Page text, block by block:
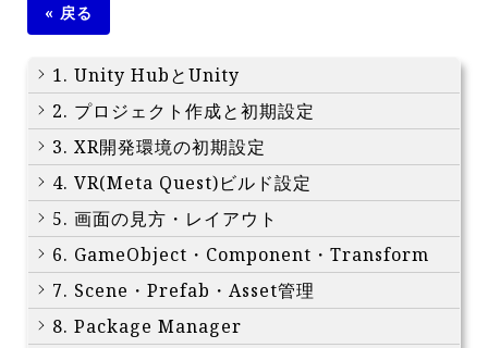
« 戻る
1. Unity HubとUnity
2. プロジェクト作成と初期設定
3. XR開発環境の初期設定
4. VR(Meta Quest)ビルド設定
5. 画面の見方・レイアウト
6. GameObject・Component・Transform
7. Scene・Prefab・Asset管理
8. Package Manager